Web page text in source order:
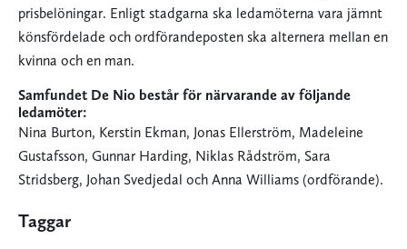
prisbelöningar. Enligt stadgarna ska ledamöterna vara jämnt
könsfördelade och ordförandeposten ska alternera mellan en
kvinna och en man.
Samfundet De Nio består för närvarande av följande
ledamöter:
Nina Burton, Kerstin Ekman, Jonas Ellerström, Madeleine
Gustafsson, Gunnar Harding, Niklas Rådström, Sara
Stridsberg, Johan Svedjedal och Anna Williams (ordförande).
Taggar